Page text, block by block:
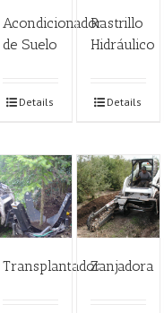
Acondicionador
de Suelo
Details
Rastrillo
Hidráulico
Details
TransplantadorZanjadora